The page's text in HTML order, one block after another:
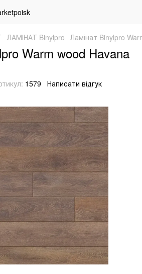
ЛАМІНАТ Binylpro Ламінат Binylpro
Warm wood Havana
1579 Написати відгук